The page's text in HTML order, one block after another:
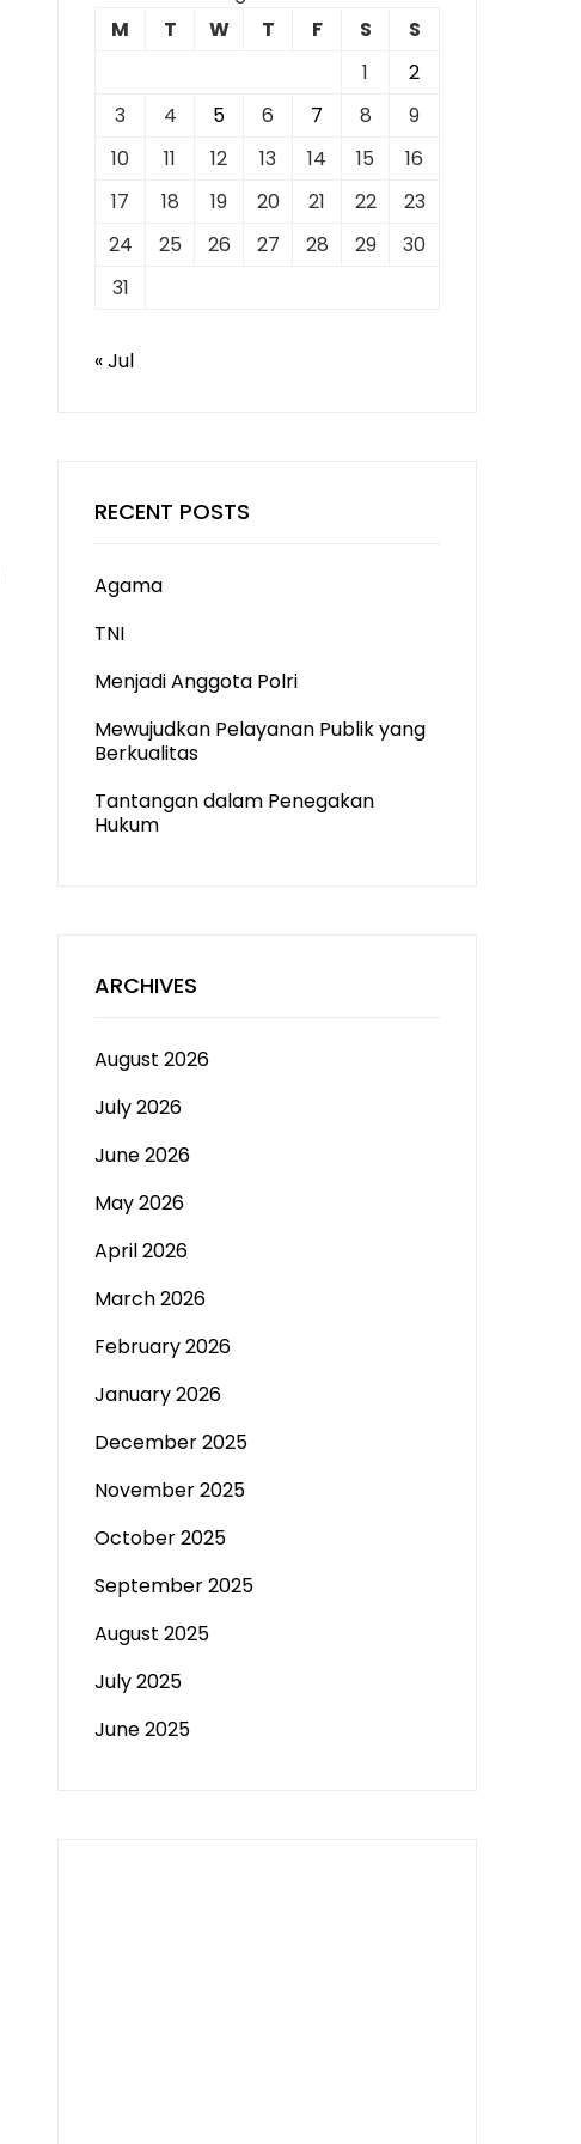
M
T W T F S
S
1
2
3
4 5 6 7 8
9
10
11 12 13 14 15
16
17
18 19 20 21 22
23
24
25 26 27 28 29
30
31
« Jul
RECENT POSTS
Agama
TNI
Menjadi Anggota Polri
Mewujudkan Pelayanan Publik yang
Berkualitas
Tantangan dalam Penegakan
Hukum
ARCHIVES
August 2026
July 2026
June 2026
May 2026
April 2026
March 2026
February 2026
January 2026
December 2025
November 2025
October 2025
September 2025
August 2025
July 2025
June 2025